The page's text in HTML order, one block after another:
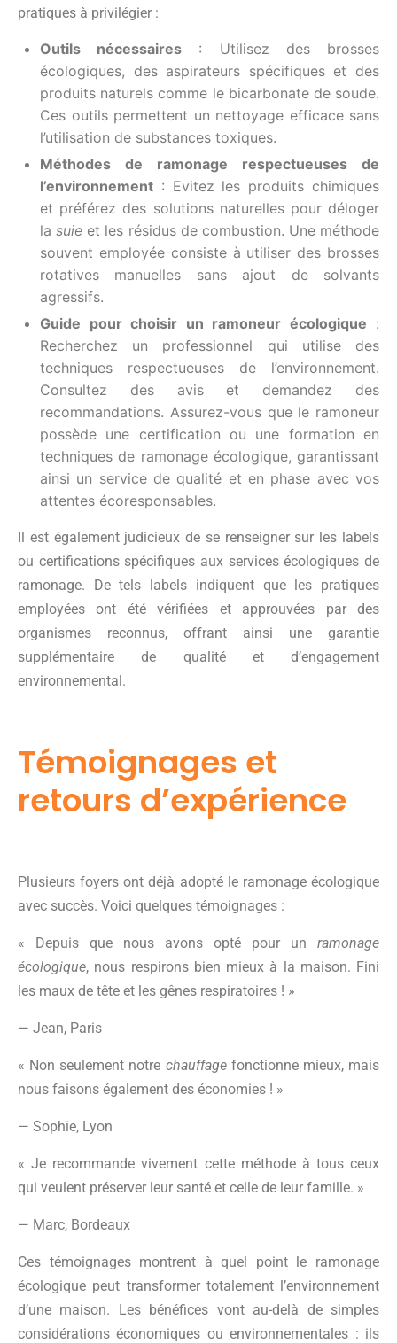
pratiques à privilégier :
Outils nécessaires : Utilisez des brosses
écologiques, des aspirateurs spécifiques et des
produits naturels comme le bicarbonate de soude.
Ces outils permettent un nettoyage efficace sans
l’utilisation de substances toxiques.
Méthodes de ramonage respectueuses de
l’environnement : Evitez les produits chimiques
et préférez des solutions naturelles pour déloger
lasuie et les résidus de combustion. Une méthode
souvent employée consiste à utiliser des brosses
rotatives manuelles sans ajout de solvants
agressifs.
Guide pour choisir un ramoneur écologique :
Recherchez un professionnel qui utilise des
techniques respectueuses de l’environnement.
Consultez des avis et demandez des
recommandations. Assurez-vous que le ramoneur
possède une certification ou une formation en
techniques de ramonage écologique, garantissant
ainsi un service de qualité et en phase avec vos
attentes écoresponsables.
Il est également judicieux de se renseigner sur les labels
ou certifications spécifiques aux services écologiques de
ramonage. De tels labels indiquent que les pratiques
employées ont été vérifiées et approuvées par des
organismes reconnus, offrant ainsi une garantie
supplémentaire de qualité et d’engagement
environnemental.
Témoignages et
retours d’expérience
Plusieurs foyers ont déjà adopté le ramonage écologique
avec succès. Voici quelques témoignages :
« Depuis que nous avons opté pour un ramonage
écologique, nous respirons bien mieux à la maison. Fini
les maux de tête et les gênes respiratoires ! »
— Jean, Paris
« Non seulement notre chauffagefonctionne mieux, mais
nous faisons également des économies ! »
— Sophie, Lyon
« Je recommande vivement cette méthode à tous ceux
qui veulent préserver leur santé et celle de leur famille. »
— Marc, Bordeaux
Ces témoignages montrent à quel point le ramonage
écologique peut transformer totalement l’environnement
d’une maison. Les bénéfices vont au-delà de simples
considérations économiques ou environnementales : ils